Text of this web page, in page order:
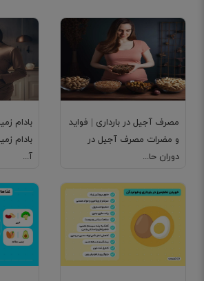
بادام
بادام
آ...
مصرف آجیل در بارداری | فواید
و مضرات مصرف آجیل در
دوران حا...